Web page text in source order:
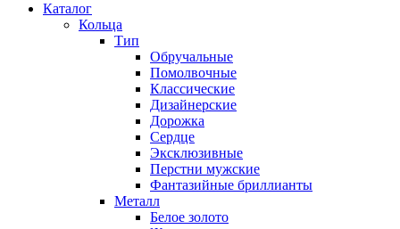
Каталог
Кольца
Тип
Обручальные
Помолвочные
Классические
Дизайнерские
Дорожка
Сердце
Эксклюзивные
Перстни мужские
Фантазийные бриллианты
Металл
Белое золото